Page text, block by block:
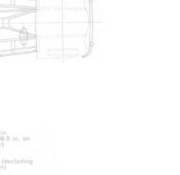
autres vans tels que Vito ?lectriques,